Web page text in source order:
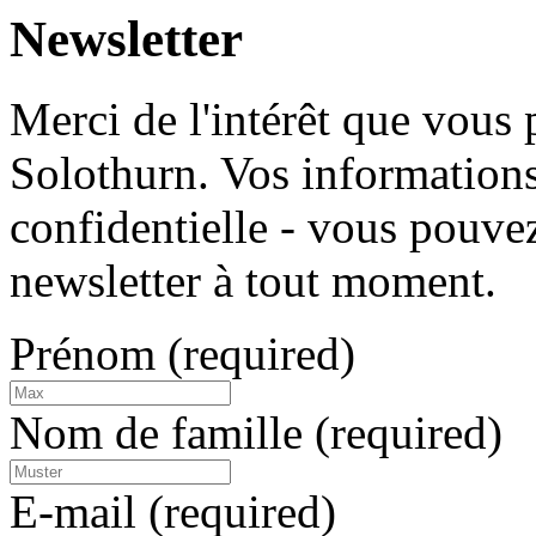
Newsletter
Merci de l'intérêt que vous
Solothurn. Vos
confidentielle - vous
newsletter à tout moment.
Prénom (required)
Nom de famille (required)
E-mail (required)